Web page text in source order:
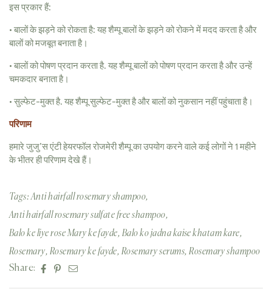
इस प्रकार हैं:
• बालों के झड़ने को रोकता है: यह शैम्पू बालों के झड़ने को रोकने में मदद करता है और
बालों को मजबूत बनाता है।
• बालों को पोषण प्रदान करता है. यह शैम्पू बालों को पोषण प्रदान करता है और उन्हें
चमकदार बनाता है।
• सुल्फेट-मुक्त है. यह शैम्पू सुल्फेट-मुक्त है और बालों को नुकसान नहीं पहुंचाता है।
परिणाम
हमारे जुजु’स एंटी हेयरफॉल रोजमेरी शैम्पू का उपयोग करने वाले कई लोगों ने 1 महीने
के भीतर ही परिणाम देखे हैं।
Tags: Anti hairfall rosemary shampoo,
Anti hairfall rosemary sulfate free shampoo,
Balo ke liye rose Mary ke fayde, Balo ko jadna kaise khatam kare,
Rosemary, Rosemary ke fayde, Rosemary serums,Rosemary shampoo
Share:
Facebook
Pinterest
Email